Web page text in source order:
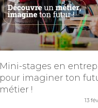
Mini-stages en
pour imaginer ton
métier !
13